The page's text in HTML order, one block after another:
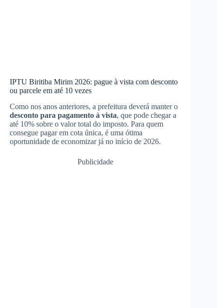
IPTU Biritiba Mirim 2026: pague à vista com desconto
ou parcele em até 10 vezes
Como nos anos anteriores, a prefeitura deverá manter o
desconto para pagamento à vista, que pode chegar a
até 10% sobre o valor total do imposto. Para quem
consegue pagar em cota única, é uma ótima
oportunidade de economizar já no início de 2026.
Publicidade